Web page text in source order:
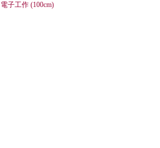
電子工作 (100cm)